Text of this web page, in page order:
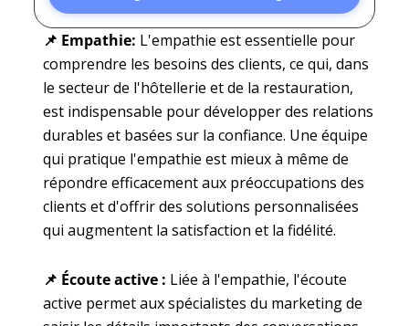
📌 Empathie: L'empathie est essentielle pour
comprendre les besoins des clients, ce qui, dans
le secteur de l'hôtellerie et de la restauration,
est indispensable pour développer des relations
durables et basées sur la confiance. Une équipe
qui pratique l'empathie est mieux à même de
répondre efficacement aux préoccupations des
clients et d'offrir des solutions personnalisées
qui augmentent la satisfaction et la fidélité.
📌 Écoute active : Liée à l'empathie, l'écoute
active permet aux spécialistes du marketing de